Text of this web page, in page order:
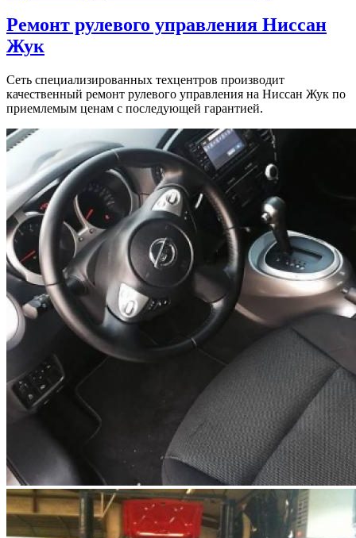
Ремонт рулевого управления Ниссан
Жук
Сеть специализированных техцентров производит
качественный ремонт рулевого управления на Ниссан Жук по
приемлемым ценам с последующей гарантией.